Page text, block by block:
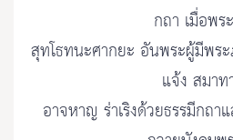
กถา เมื่อพร
สุทโธทนะศากยะ อันพระผู้มีพระ
แจ้ง สมา
อาจหาญ ร่าเริงด้วยธรรมีกถ